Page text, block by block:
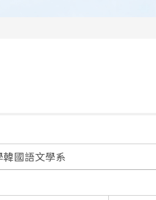
國語文學系